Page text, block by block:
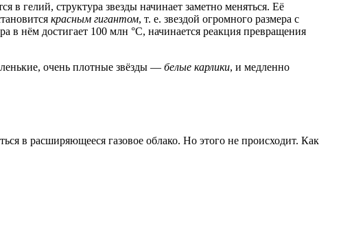
в гелий, структура звезды начинает заметно меняться. Её
красным гигантом, т. е. звездой огромного размера с
в нём достигает 100 млн °С, начинается реакция превращения
очень плотные звёзды — белые карлики, и медленно
в расширяющееся газовое облако. Но этого не происходит. Как